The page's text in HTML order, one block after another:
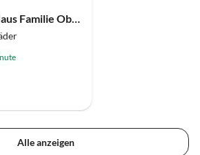
Ferienwohnung Haus Familie Oberhauser
Alle anzeigen